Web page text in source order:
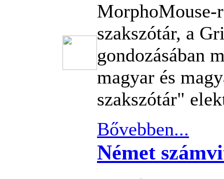
MorphoMouse-
szakszótár, a
gondozásában
magyar és
szakszótár"
Bővebben...
Német